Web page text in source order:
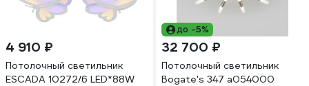
4 910 ₽
Потолочный светильник
ESCADA 10272/6 LED*88W
до -5%
32 700 ₽
Потолочный светильник
Bogate's 347 a054000